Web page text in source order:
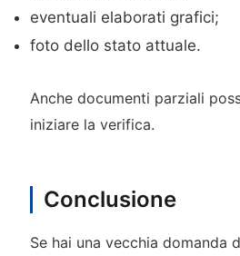
eventuali elaborati grafici;
foto dello stato attuale.
Anche documenti parziali
iniziare la verifica.
Conclusione
Se hai una vecchia domanda